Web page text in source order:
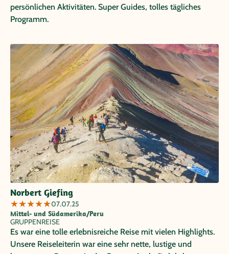
persönlichen Aktivitäten. Super Guides, tolles tägliches
Programm.
Norbert Giefing
★★★★★07.07.25
Mittel- und Südamerika/Peru
GRUPPENREISE
Es war eine tolle erlebnisreiche Reise mit vielen Highlights.
Unsere Reiseleiterin war eine sehr nette, lustige und